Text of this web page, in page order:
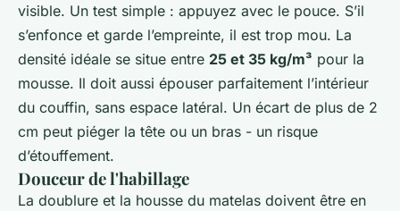
visible. Un test simple : appuyez avec le pouce. S’il
s’enfonce et garde l’empreinte, il est trop mou. La
densité idéale se situe entre 25 et 35 kg/m³ pour la
mousse. Il doit aussi épouser parfaitement l’intérieur
du couffin, sans espace latéral. Un écart de plus de 2
cm peut piéger la tête ou un bras - un risque
d’étouffement.
Douceur de l'habillage
La doublure et la housse du matelas doivent être en